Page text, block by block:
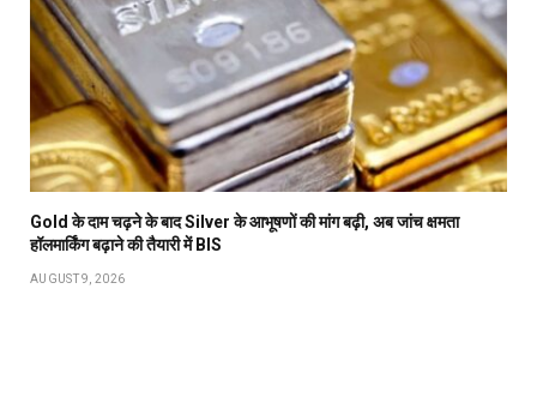
Gold के दाम चढ़ने के बाद Silver के आभूषणों की मांग बढ़ी, अब जांच क्षमता
हॉलमार्किंग बढ़ाने की तैयारी में BIS
AUGUST 9, 2026